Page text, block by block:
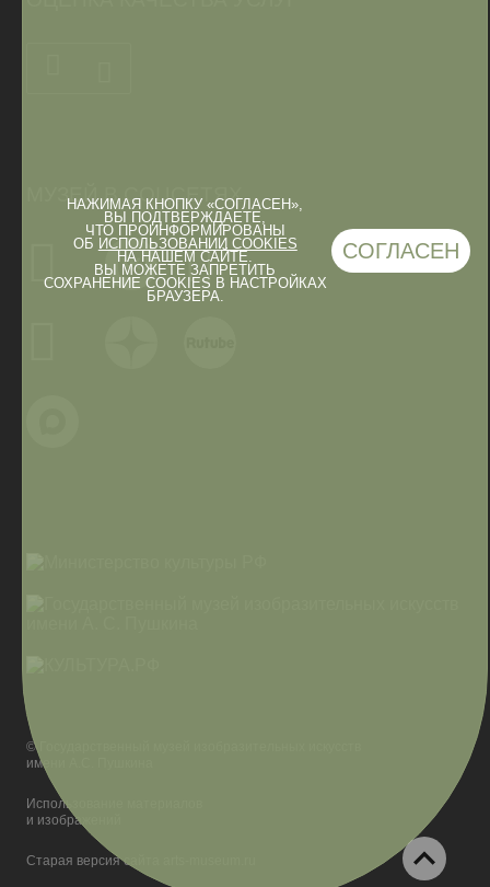
НАЖИМАЯ КНОПКУ «СОГЛАСЕН»,
ВЫ ПОДТВЕРЖДАЕТЕ,
ЧТО ПРОИНФОРМИРОВАНЫ
ОБ ИСПОЛЬЗОВАНИИ COOKIES
НА НАШЕМ САЙТЕ.
ВЫ МОЖЕТЕ ЗАПРЕТИТЬ
СОХРАНЕНИЕ COOKIES В НАСТРОЙКАХ
БРАУЗЕРА.
СОГЛАСЕН
МУЗЕЙ В СОЦСЕТЯХ
© Государственный музей изобразительных искусств
имени А.С. Пушкина
Использование материалов
и изображений
Старая версия сайта arts-museum.ru